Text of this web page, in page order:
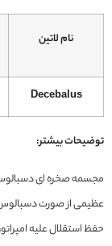
نام لاتین
Decebalus
توضیحات بیشتر:
حفظ استقلال علیه